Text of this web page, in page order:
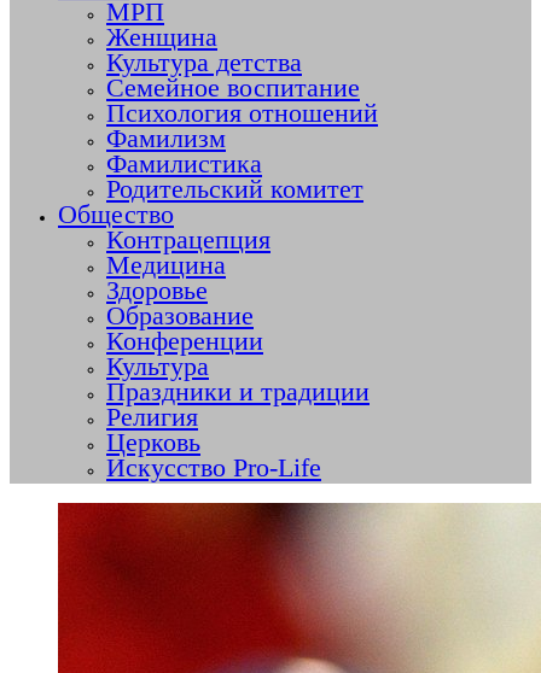
МРП
Женщина
Культура детства
Семейное воспитание
Психология отношений
Фамилизм
Фамилистика
Родительский комитет
Общество
Контрацепция
Медицина
Здоровье
Образование
Конференции
Культура
Праздники и традиции
Религия
Церковь
Искусство Pro-Life